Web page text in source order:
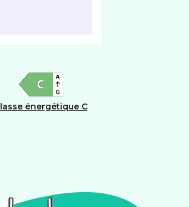
Classe énergétique C